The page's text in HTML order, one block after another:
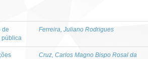
de
pública
Ferreira, Juliano Rodrigues
Cruz, Carlos Magno Bispo Rosal da